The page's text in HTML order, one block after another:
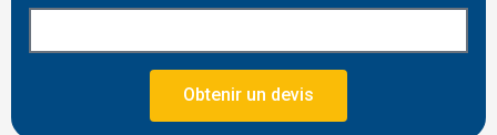
Obtenir un devis